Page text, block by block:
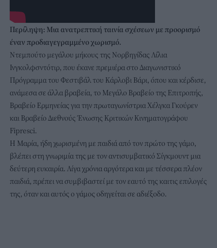
Περίληψη: Μια ανατρεπτική ταινία σχέσεων με προορισμό
έναν προδιαγεγραμμένο χωρισμό.
Ντεμπούτο μεγάλου μήκους της Νορβηγίδας Λίλια
Ινγκολφσντότιρ, που έκανε πρεμιέρα στο Διαγωνιστικό
Πρόγραμμα του Φεστιβάλ του Κάρλοβι Βάρι, όπου και κέρδισε,
ανάμεσα σε άλλα βραβεία, το Μεγάλο Βραβείο της Επιτροπής,
Βραβείο Ερμηνείας για την πρωταγωνίστρια Χέλγκα Γκούρεν
και Βραβείο Διεθνούς Ένωσης Κριτικών Κινηματογράφου
Fipresci.
Η Μαρία, ήδη χωρισμένη με παιδιά από τον πρώτο της γάμο,
βλέπει στη γνωριμία της με τον αντισυμβατικό Σίγκμουντ μια
δεύτερη ευκαιρία. Λίγα χρόνια αργότερα και με τέσσερα πλέον
παιδιά, πρέπει να συμβιβαστεί με τον εαυτό της καιτις επιλογές
της, όταν και αυτός ο γάμος οδηγείται σε αδιέξοδο.